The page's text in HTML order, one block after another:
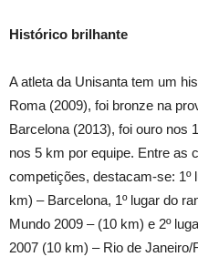
Histórico brilhante
A atleta da Unisanta tem um
Roma (2009), foi bronze na
Barcelona (2013), foi ouro nos
nos 5 km por equipe. Entre as
competições, destacam-se: 1º
km) – Barcelona, 1º lugar do
Mundo 2009 – (10 km) e 2º
2007 (10 km) – Rio de Janeiro/